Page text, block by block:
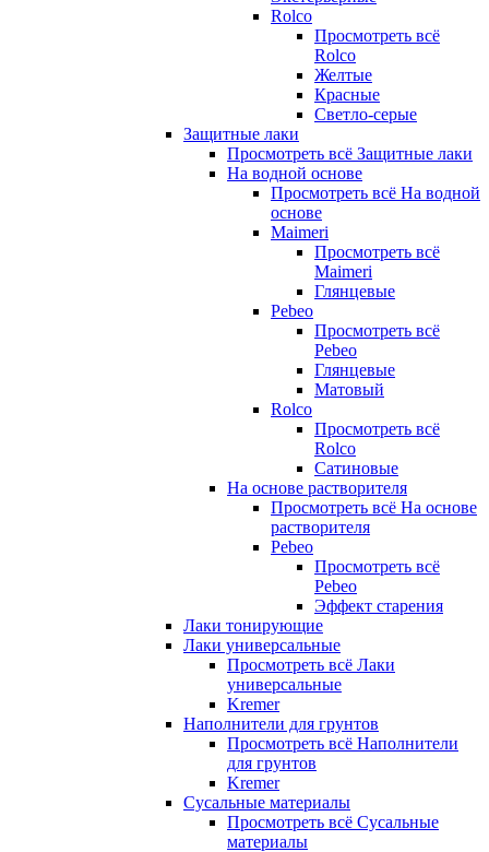
Rolco
Просмотреть всё
Rolco
Желтые
Красные
Светло-серые
Защитные лаки
Просмотреть всё Защитные лаки
На водной основе
Просмотреть всё На водной
основе
Maimeri
Просмотреть всё
Maimeri
Глянцевые
Pebeo
Просмотреть всё
Pebeo
Глянцевые
Матовый
Rolco
Просмотреть всё
Rolco
Сатиновые
На основе растворителя
Просмотреть всё На основе
растворителя
Pebeo
Просмотреть всё
Pebeo
Эффект старения
Лаки тонирующие
Лаки универсальные
Просмотреть всё Лаки
универсальные
Kremer
Наполнители для грунтов
Просмотреть всё Наполнители
для грунтов
Kremer
Сусальные материалы
Просмотреть всё Сусальные
материалы